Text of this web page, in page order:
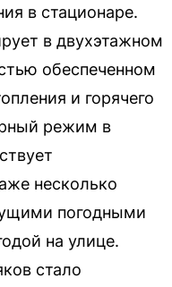
в стационаре.
в двухэтажном
обеспеченном
и горячего
режим в
несколько
погодными
на улице.
стало